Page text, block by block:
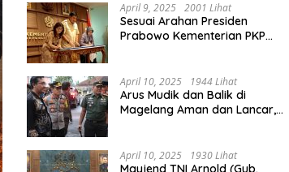
April 9, 2025 2001 Lihat
Sesuai Arahan Presiden
Prabowo Kementerian PKP
April 10, 2025 1944 Lihat
Arus Mudik dan Balik di
Magelang Aman dan Lancar,
April 10, 2025 1930 Lihat
Mayjend TNI Arnold (Gub.